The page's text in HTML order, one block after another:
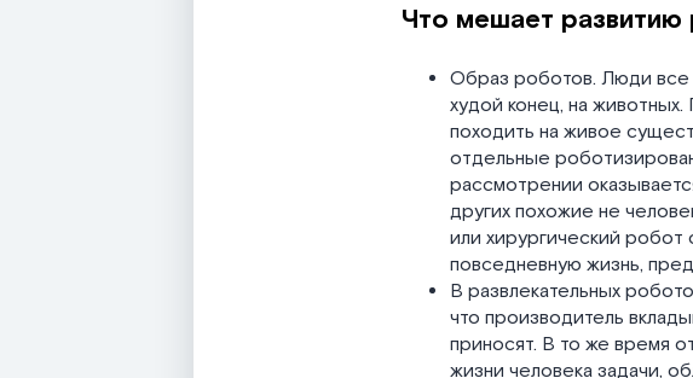
Что мешает развитию
Образ роботов. Люди все
худой конец, на
походить на живое
отдельные
рассмотрении
других похожие не
или хирургический робот
повседневную жизнь,
В развлекательных
что производитель
приносят. В то же время
жизни человека задачи,